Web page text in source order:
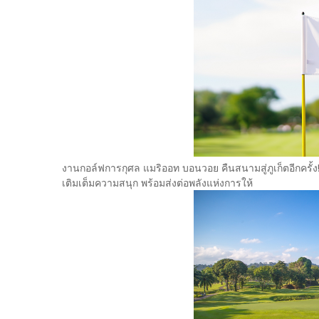
งานกอล์ฟการกุศล แมริออท บอนวอย คืนสนามสู่ภูเก็ตอีกครั้ง!
เติมเต็มความสนุก พร้อมส่งต่อพลังแห่งการให้